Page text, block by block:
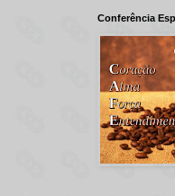
Conferência